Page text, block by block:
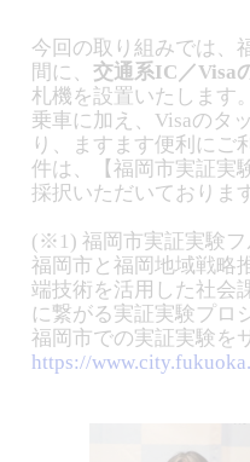
今回の取り組みでは、
間に、 交通系IC／Visa
札機を設置いたします
乗車に加え、Visaのタ
り、ますます便利にご
件は、【福岡市実証実
採択いただいておりま
(※1) 福岡市実証実験
福岡市と福岡地域戦略
端技術を活用した社会
に繋がる実証実験プロ
福岡市での実証実験を
https://